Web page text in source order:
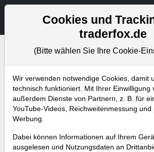
Bevorstehende Webinare Alle
Cookies und
traderfox.de
(Bitte wählen Sie Ihre Cookie-
Wir verwenden notwendige Cookies, damit
technisch funktioniert. Mit Ihrer Einwilligung
außerdem Dienste von Partnern, z. B. für
YouTube-Videos, Reichweitenmessung
Werbung.
Dabei können Informationen auf Ihrem
ausgelesen und Nutzungsdaten an